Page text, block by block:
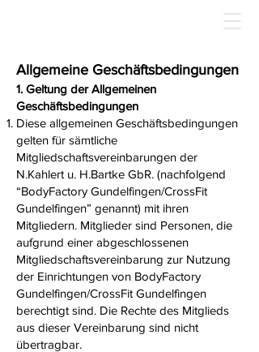
Allgemeine Geschäftsbedingungen
1. Geltung der Allgemeinen
Geschäftsbedingungen
Diese allgemeinen Geschäftsbedingungen
gelten für sämtliche
Mitgliedschaftsvereinbarungen der
N.Kahlert u. H.Bartke GbR. (nachfolgend
“BodyFactory Gundelfingen/CrossFit
Gundelfingen” genannt) mit ihren
Mitgliedern. Mitglieder sind Personen, die
aufgrund einer abgeschlossenen
Mitgliedschaftsvereinbarung zur Nutzung
der Einrichtungen von BodyFactory
Gundelfingen/CrossFit Gundelfingen
berechtigt sind. Die Rechte des Mitglieds
aus dieser Vereinbarung sind nicht
übertragbar.